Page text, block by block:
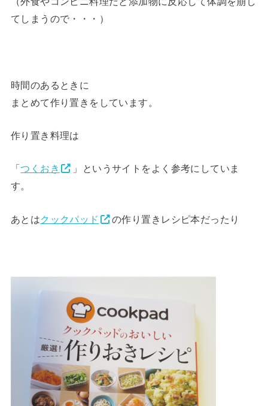
てしまうので・・・）
時間のあるときに
まとめて作り置きをしています。
作り置き料理は
「つくおき
」というサイトをよく参考にしていま
す。
あとはクックパッド の作り置きレシピ本だったり